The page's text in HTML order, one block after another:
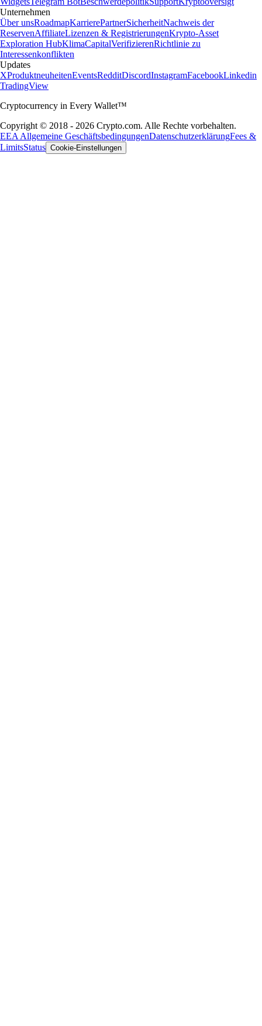
Unternehmen
Über unsRoadmapKarrierePartnerSicherheitNachweis der
ReservenAffiliateLizenzen & RegistrierungenKrypto-Asset
Exploration HubKlimaCapitalVerifizierenRichtlinie zu
Interessenkonflikten
Updates
XProduktneuheitenEventsRedditDiscordInstagramFacebookLinkedin
TradingView
Cryptocurrency in Every Wallet™
Copyright © 2018 - 2026 Crypto.com. Alle Rechte vorbehalten.
EEA Allgemeine GeschäftsbedingungenDatenschutzerklärungFees &
LimitsStatus Cookie-Einstellungen